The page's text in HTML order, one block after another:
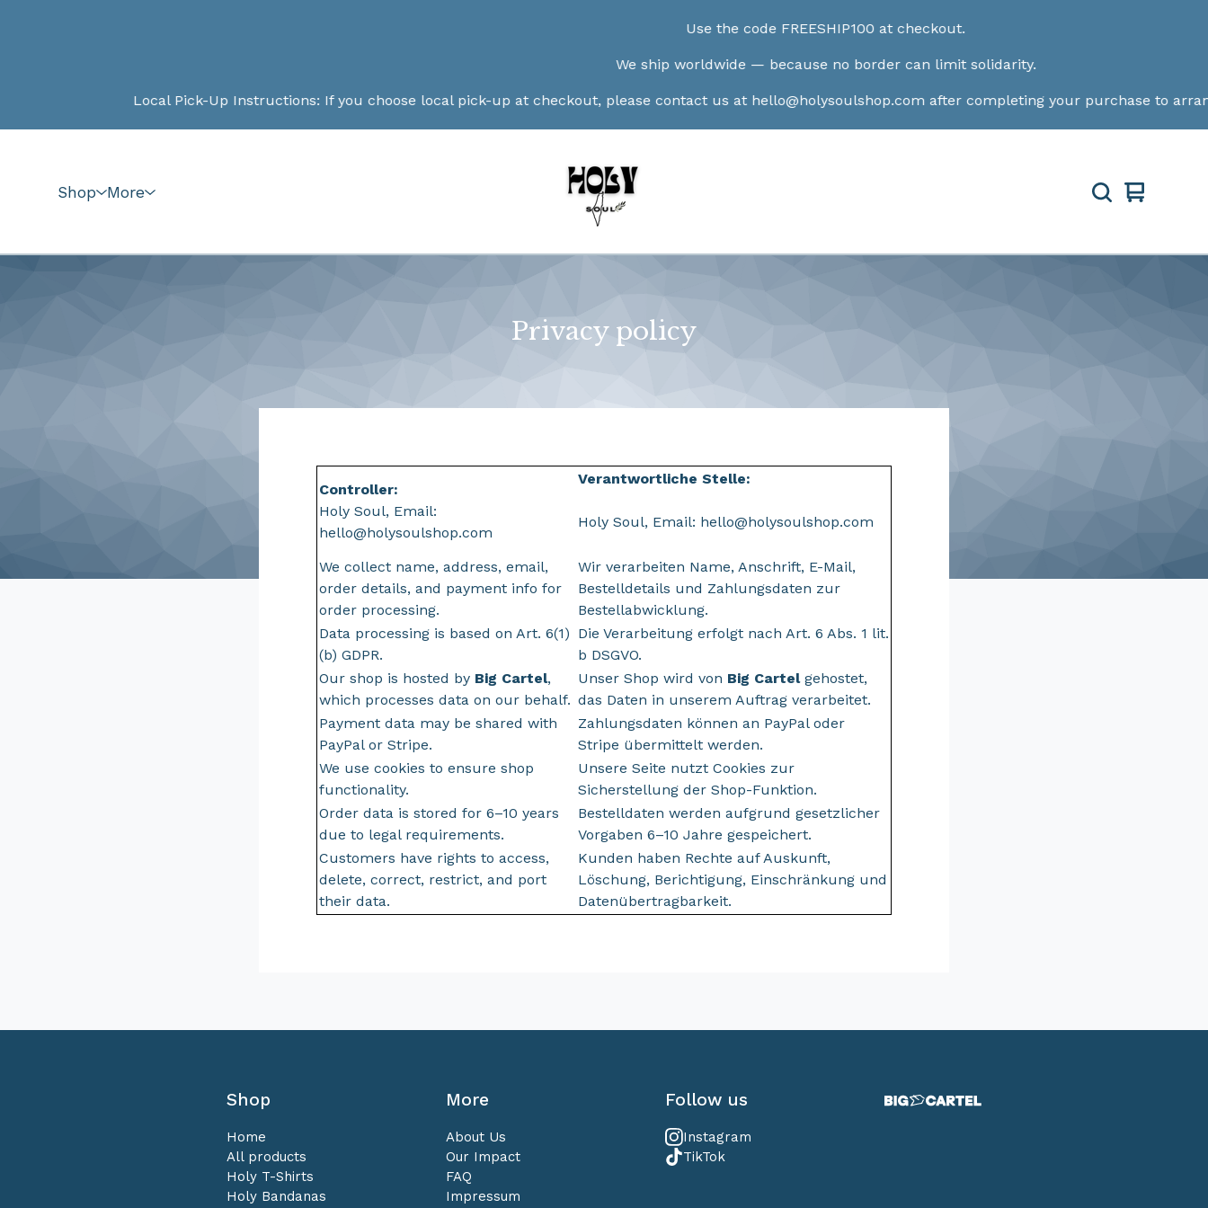
Use the code FREESHIP100 at checkout.
We ship worldwide — because no border can limit solidarity.
Local Pick-Up Instructions: If you choose local pick-up at checkout, please contact us athello@holysoulshop.comafter completing your purchase to arrange
Shop More
View
0
Privacy policy
Controller:
Holy Soul, Email:
hello@holysoulshop.com
Verantwortliche Stelle:
Holy Soul, Email: hello@holysoulshop.com
We collect name, address, email,
order details, and payment info for
order processing.
Wir verarbeiten Name, Anschrift, E-Mail,
Bestelldetails und Zahlungsdaten zur
Bestellabwicklung.
Data processing is based on Art. 6(1)
(b) GDPR.
Die Verarbeitung erfolgt nach Art. 6 Abs. 1 lit.
b DSGVO.
Our shop is hosted by Big Cartel,
which processes data on our behalf.
Unser Shop wird von Big Cartelgehostet,
das Daten in unserem Auftrag verarbeitet.
Payment data may be shared with
PayPal or Stripe.
Zahlungsdaten können an PayPal oder
Stripe übermittelt werden.
We use cookies to ensure shop
functionality.
Unsere Seite nutzt Cookies zur
Sicherstellung der Shop-Funktion.
Order data is stored for 6–10 years
due to legal requirements.
Bestelldaten werden aufgrund gesetzlicher
Vorgaben 6–10 Jahre gespeichert.
Customers have rights to access,
delete, correct, restrict, and port
their data.
Kunden haben Rechte auf Auskunft,
Löschung, Berichtigung, Einschränkung und
Datenübertragbarkeit.
Shop
Home
All products
Holy T-Shirts
Holy Bandanas
More
About Us
Our Impact
FAQ
Impressum
Follow us
Instagram
TikTok